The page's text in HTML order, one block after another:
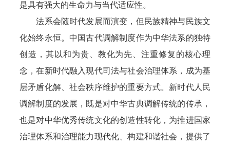
是具有强大的生命力与当代适应性。
法系会随时代发展而演变，但民族精神与民族文
化始终永恒。中国古代调解制度作为中华法系的独特
创造，其以和为贵、教化为先、注重修复的核心理
念，在新时代融入现代司法与社会治理体系，成为基
层矛盾化解、社会秩序维护的重要方式。新时代人民
调解制度的发展，既是对中华古典调解传统的传承，
也是对中华优秀传统文化的创造性转化，为推进国家
治理体系和治理能力现代化、构建和谐社会，提供了